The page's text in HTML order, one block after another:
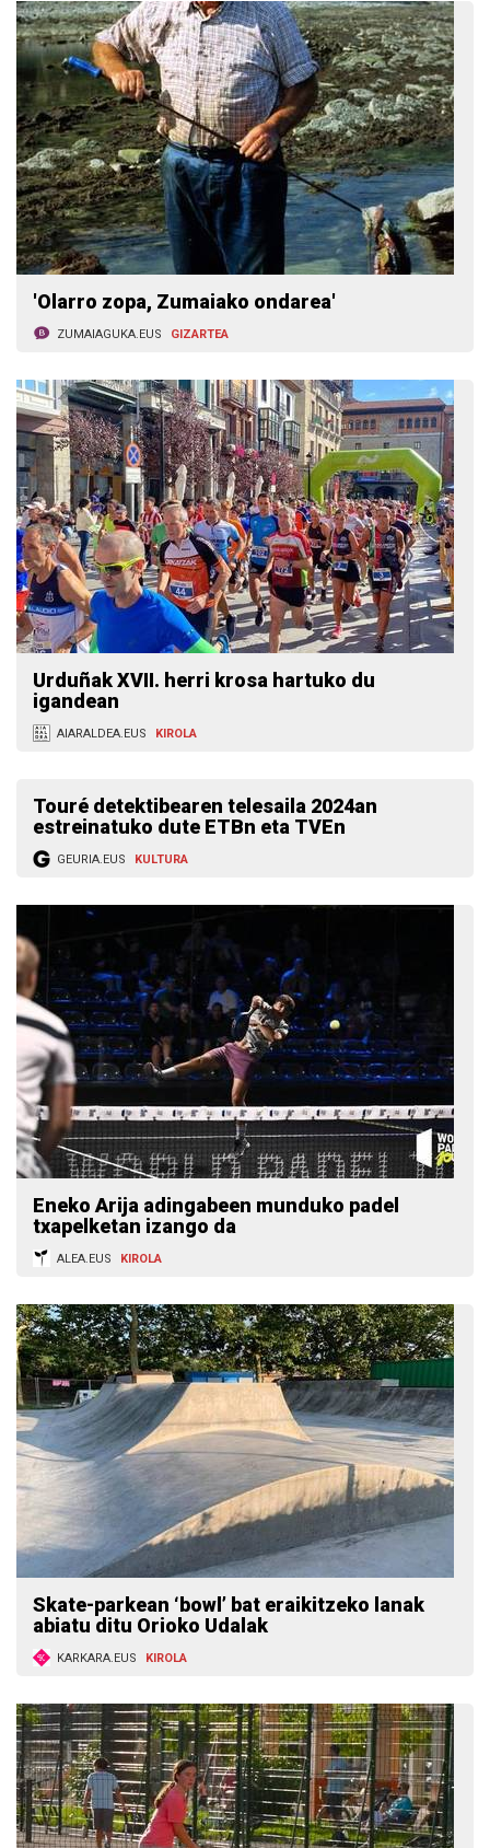
'Olarro zopa, Zumaiako ondarea'
ZUMAIAGUKA.EUS GIZARTEA
Urduñak XVII. herri krosa hartuko du
igandean
AIARALDEA.EUS KIROLA
Touré detektibearen telesaila 2024an
estreinatuko dute ETBn eta TVEn
GEURIA.EUS KULTURA
Eneko Arija adingabeen munduko padel
txapelketan izango da
ALEA.EUS KIROLA
Skate-parkean ‘bowl’ bat eraikitzeko lanak
abiatu ditu Orioko Udalak
KARKARA.EUS KIROLA